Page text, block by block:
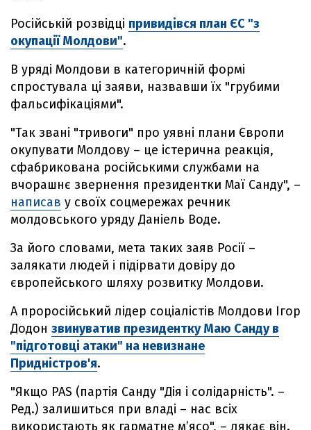
Російській розвідці привидівся план ЄС "з
окупації Молдови".
В уряді Молдови в категоричній формі
спростувала ці заяви, назвавши їх "грубими
фальсифікаціями".
"Так звані "тривоги" про уявні плани Європи
окупувати Молдову – це істерична реакція,
сфабрикована російськими службами на
вчорашнє звернення президентки Маї Санду", –
написав у своїх соцмережах речник
молдовського уряду Даніель Воде.
За його словами, мета таких заяв Росії –
залякати людей і підірвати довіру до
європейського шляху розвитку Молдови.
А проросійський лідер соціалістів Молдови Ігор
Додон звинуватив президентку Маю Санду в
"підготовці атаки" на невизнане
Придністров'я.
"Якщо PAS (партія Санду "Дія і солідарність". –
Ред.) залишиться при владі – нас всіх
використають як гарматне м’ясо", – лякає він.